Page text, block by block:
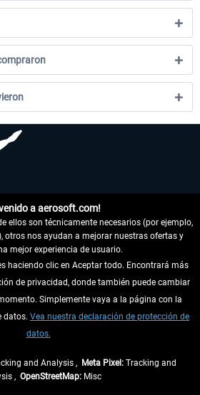
a aerosoft.com!
ellos son técnicamente necesarios (por ejemplo,
otros nos ayudan a mejorar nuestras ofertas y
mejor experiencia de usuario.
haciendo clic en Aceptar todo. Encontrará más
de privacidad, donde también puede cambiar
Simplemente vaya a la página con la
datos. Vea nuestra declaración de protección de
datos.
and Analysis , Meta Pixel: Tracking and
, OpenStreetMap:Misc